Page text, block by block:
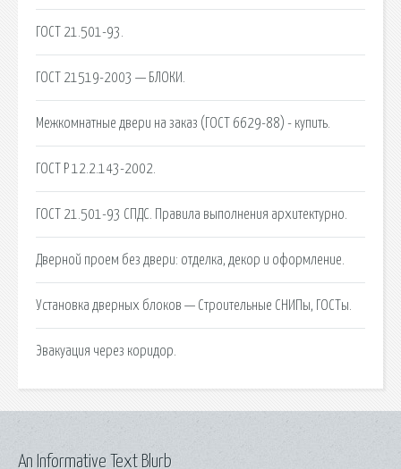
ГОСТ 21.501-93.
ГОСТ 21519-2003 — БЛОКИ.
Межкомнатные двери на заказ (ГОСТ 6629-88) - купить.
ГОСТ Р 12.2.143-2002.
ГОСТ 21.501-93 СПДС. Правила выполнения архитектурно.
Дверной проем без двери: отделка, декор и оформление.
Установка дверных блоков — Строительные СНИПы, ГОСТы.
Эвакуация через коридор.
An Informative Text Blurb